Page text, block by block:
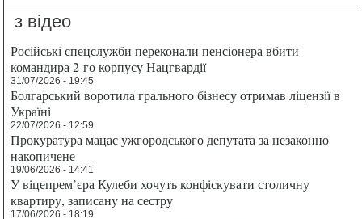
з відео
Російські спецслужби переконали пенсіонера вбити
командира 2-го корпусу Нацгвардії
31/07/2026 - 19:45
Болгарський воротила грального бізнесу отримав ліцензії в
Україні
22/07/2026 - 12:59
Прокуратура мацає ужгородського депутата за незаконно
накопичене
19/06/2026 - 14:41
У віцепрем’єра Кулеби хочуть конфіскувати столичну
квартиру, записану на сестру
17/06/2026 - 18:19